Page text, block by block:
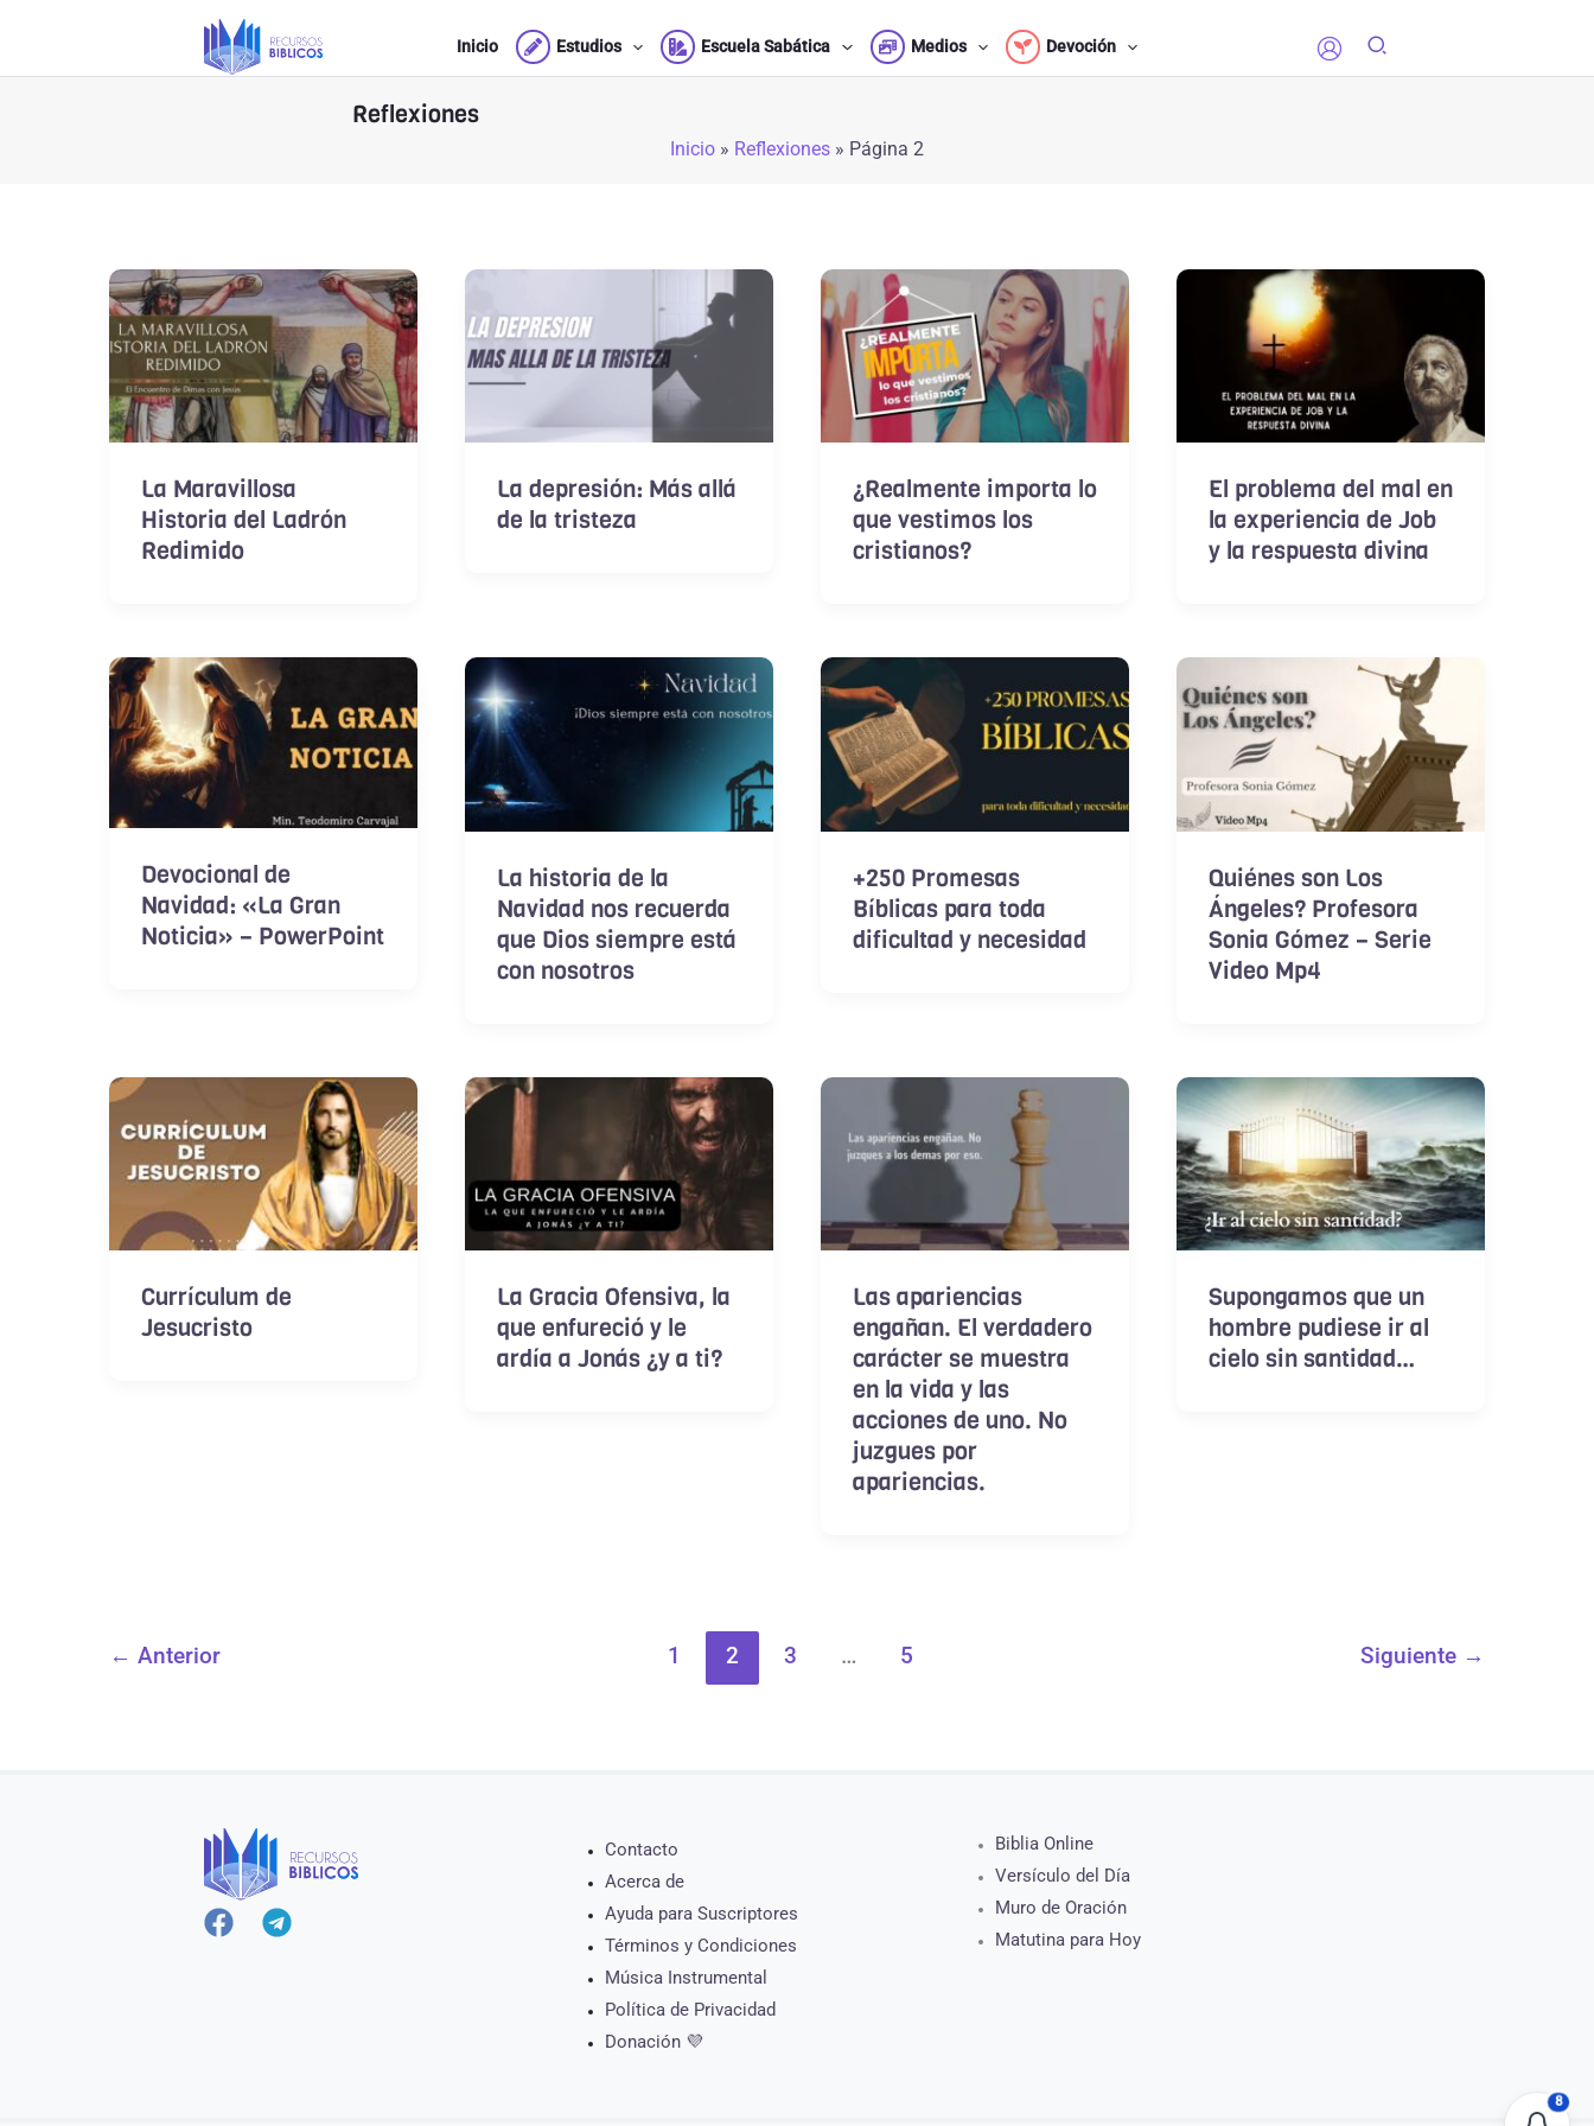
Inicio Estudios Escuela Sabática Medios Devoción
Reflexiones
Inicio » Reflexiones » Página 2
La Maravillosa
Historia del Ladrón
Redimido
La depresión: Más allá
de la tristeza
¿Realmente importa lo
que vestimos los
cristianos?
El problema del mal en
la experiencia de Job
y la respuesta divina
Devocional de
Navidad: «La Gran
Noticia» – PowerPoint
La historia de la
Navidad nos recuerda
que Dios siempre está
con nosotros
+250 Promesas
Bíblicas para toda
dificultad y necesidad
Quiénes son Los
Ángeles? Profesora
Sonia Gómez – Serie
Video Mp4
Currículum de
Jesucristo
La Gracia Ofensiva, la
que enfureció y le
ardía a Jonás ¿y a ti?
Las apariencias
engañan. El verdadero
carácter se muestra
en la vida y las
acciones de uno. No
juzgues por
apariencias.
Supongamos que un
hombre pudiese ir al
cielo sin santidad…
← Anterior 1 2 3 … 5 Siguiente →
Contacto
Acerca de
Ayuda para Suscriptores
Términos y Condiciones
Música Instrumental
Política de Privacidad
Donación 💜
Biblia Online
Versículo del Día
Muro de Oración
Matutina para Hoy
8